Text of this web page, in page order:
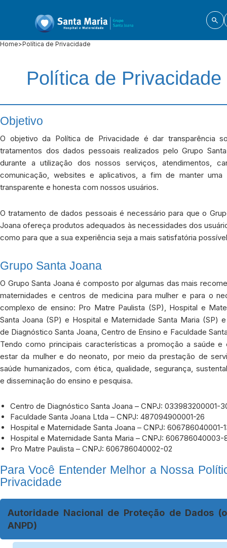
Home>Política de Privacidade
Política de Privacidade
Objetivo
O objetivo da Política de Privacidade é dar transparência
tratamentos dos dados pessoais realizados pelo Grupo
durante a utilização dos nossos serviços, atendimentos,
comunicação, websites e aplicativos, a fim de manter uma
transparente e honesta com nossos usuários.
O tratamento de dados pessoais é necessário para que o
Joana ofereça produtos adequados às necessidades dos
como para que a sua experiência seja a mais satisfatória
Grupo Santa Joana
O Grupo Santa Joana é composto por algumas das mais
maternidades e centros de medicina para mulher e para o
complexo de ensino: Pro Matre Paulista (SP), Hospital e
Santa Joana (SP) e Hospital e Maternidade Santa Maria (SP)
de Diagnóstico Santa Joana, Centro de Ensino e Faculdade
Tendo como principais características a promoção a saúde e
estar da mulher e do neonato, por meio da prestação de
saúde humanizados, com ética, qualidade, segurança,
e disseminação do ensino e pesquisa.
Centro de Diagnóstico Santa Joana – CNPJ: 033983200001-
Faculdade Santa Joana Ltda – CNPJ: 487094900001-26
Hospital e Maternidade Santa Joana – CNPJ: 606786040001-
Hospital e Maternidade Santa Maria – CNPJ: 606786040003-
Pro Matre Paulista – CNPJ: 606786040002-02
Para Você Entender Melhor a Nossa
Privacidade
Autoridade Nacional de Proteção de Dados
ANPD)